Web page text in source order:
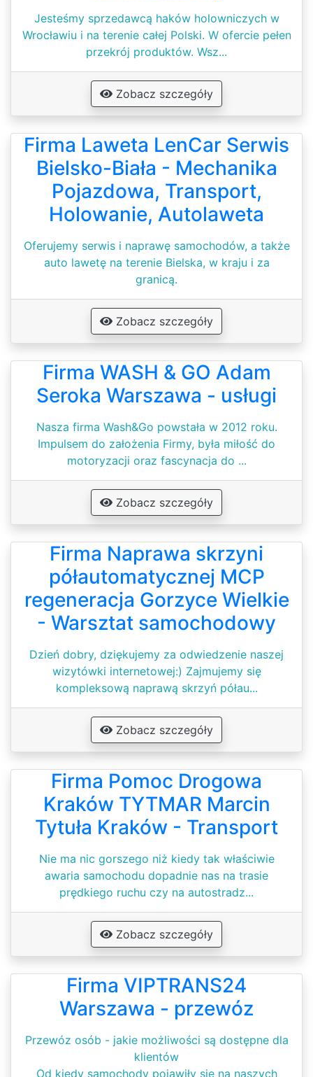
Jesteśmy sprzedawcą haków holowniczych w
Wrocławiu i na terenie całej Polski. W ofercie pełen
przekrój produktów. Wsz...
Zobacz szczegóły
Firma Laweta LenCar Serwis
Bielsko-Biała - Mechanika
Pojazdowa, Transport,
Holowanie, Autolaweta
Oferujemy serwis i naprawę samochodów, a także
auto lawetę na terenie Bielska, w kraju i za
granicą.
Zobacz szczegóły
Firma WASH & GO Adam
Seroka Warszawa - usługi
Nasza firma Wash&Go powstała w 2012 roku.
Impulsem do założenia Firmy, była miłość do
motoryzacji oraz fascynacja do ...
Zobacz szczegóły
Firma Naprawa skrzyni
półautomatycznej MCP
regeneracja Gorzyce Wielkie
- Warsztat samochodowy
Dzień dobry, dziękujemy za odwiedzenie naszej
wizytówki internetowej:) Zajmujemy się
kompleksową naprawą skrzyń półau...
Zobacz szczegóły
Firma Pomoc Drogowa
Kraków TYTMAR Marcin
Tytuła Kraków - Transport
Nie ma nic gorszego niż kiedy tak właściwie
awaria samochodu dopadnie nas na trasie
prędkiego ruchu czy na autostradz...
Zobacz szczegóły
Firma VIPTRANS24
Warszawa - przewóz
Przewóz osób - jakie możliwości są dostępne dla
klientów
Od kiedy samochody pojawiły się na naszych